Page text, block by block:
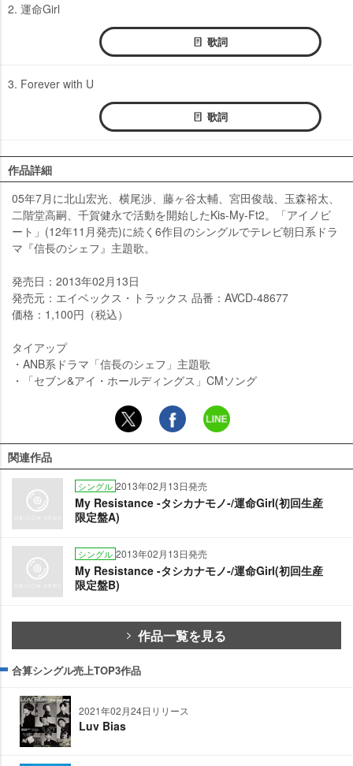
2. 運命Girl
歌詞
3. Forever with U
歌詞
作品詳細
05年7月に北山宏光、横尾渉、藤ヶ谷太輔、宮田俊哉、玉森裕太、
二階堂高嗣、千賀健永で活動を開始したKis-My-Ft2。「アイノビ
ート」(12年11月発売)に続く6作目のシングルでテレビ朝日系ドラ
マ『信長のシェフ』主題歌。
発売日：2013年02月13日
発売元：エイベックス・トラックス 品番：AVCD-48677
価格：1,100円（税込）
タイアップ
・ANB系ドラマ「信長のシェフ」主題歌
・「セブン&アイ・ホールディングス」CMソング
関連作品
シングル 2013年02月13日発売
My Resistance -タシカナモノ-/運命Girl(初回生産
限定盤A)
シングル 2013年02月13日発売
My Resistance -タシカナモノ-/運命Girl(初回生産
限定盤B)
作品一覧を見る
合算シングル売上TOP3作品
2021年02月24日リリース
Luv Bias